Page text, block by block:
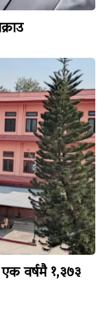
वर्षमै १,३७३